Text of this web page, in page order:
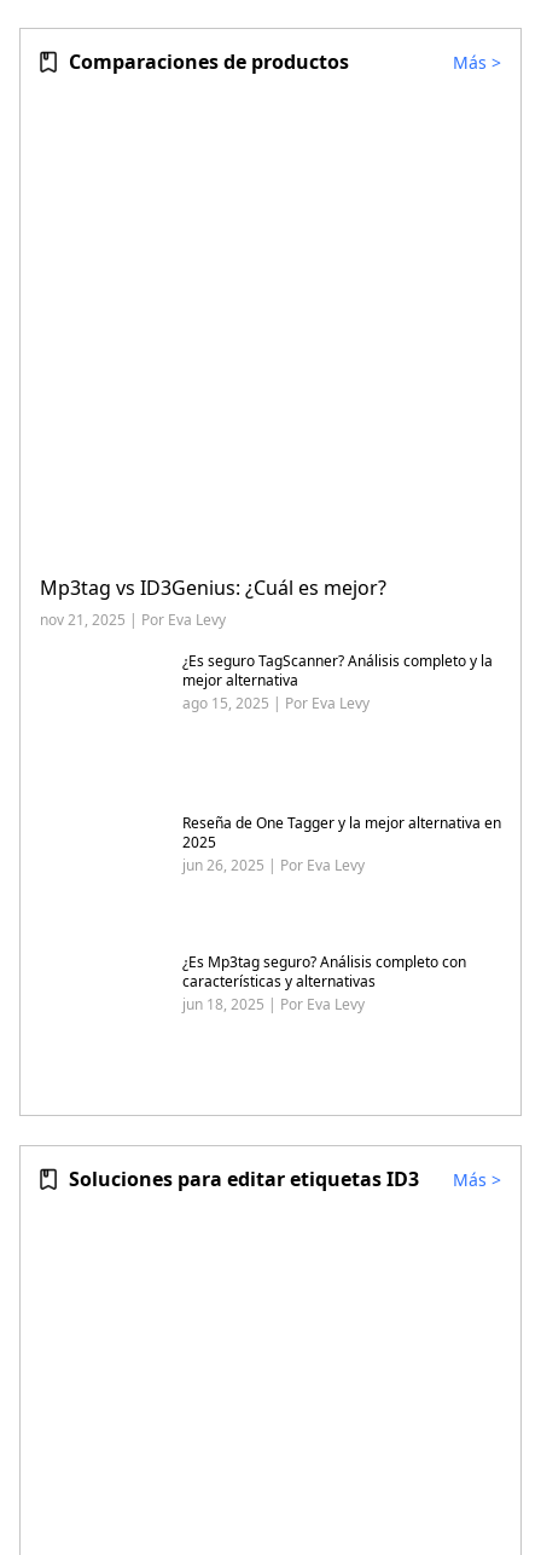
Comparaciones de productos Más >
Mp3tag vs ID3Genius: ¿Cuál es mejor?
nov 21, 2025 | Por Eva Levy
¿Es seguro TagScanner? Análisis completo y la
mejor alternativa
ago 15, 2025 | Por Eva Levy
Reseña de One Tagger y la mejor alternativa en
2025
jun 26, 2025 | Por Eva Levy
¿Es Mp3tag seguro? Análisis completo con
características y alternativas
jun 18, 2025 | Por Eva Levy
Soluciones para editar etiquetas ID3 Más >